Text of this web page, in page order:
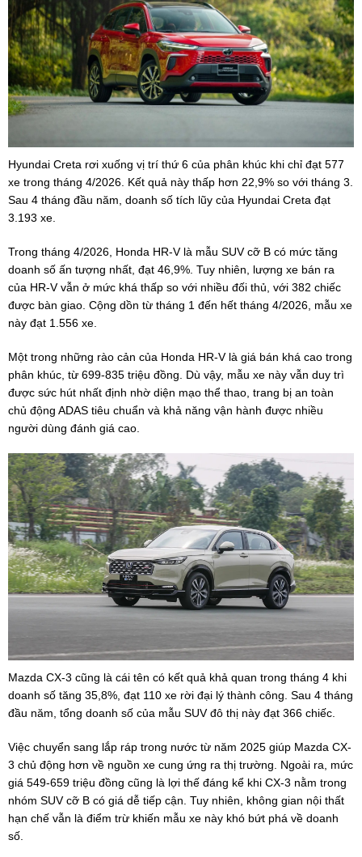
Hyundai Creta rơi xuống vị trí thứ 6 của phân khúc khi chỉ đạt 577
xe trong tháng 4/2026. Kết quả này thấp hơn 22,9% so với tháng 3.
Sau 4 tháng đầu năm, doanh số tích lũy của Hyundai Creta đạt
3.193 xe.
Trong tháng 4/2026, Honda HR-V là mẫu SUV cỡ B có mức tăng
doanh số ấn tượng nhất, đạt 46,9%. Tuy nhiên, lượng xe bán ra
của HR-V vẫn ở mức khá thấp so với nhiều đối thủ, với 382 chiếc
được bàn giao. Cộng dồn từ tháng 1 đến hết tháng 4/2026, mẫu xe
này đạt 1.556 xe.
Một trong những rào cản của Honda HR-V là giá bán khá cao trong
phân khúc, từ 699-835 triệu đồng. Dù vậy, mẫu xe này vẫn duy trì
được sức hút nhất định nhờ diện mạo thể thao, trang bị an toàn
chủ động ADAS tiêu chuẩn và khả năng vận hành được nhiều
người dùng đánh giá cao.
Mazda CX-3 cũng là cái tên có kết quả khả quan trong tháng 4 khi
doanh số tăng 35,8%, đạt 110 xe rời đại lý thành công. Sau 4 tháng
đầu năm, tổng doanh số của mẫu SUV đô thị này đạt 366 chiếc.
Việc chuyển sang lắp ráp trong nước từ năm 2025 giúp Mazda CX-
3 chủ động hơn về nguồn xe cung ứng ra thị trường. Ngoài ra, mức
giá 549-659 triệu đồng cũng là lợi thế đáng kể khi CX-3 nằm trong
nhóm SUV cỡ B có giá dễ tiếp cận. Tuy nhiên, không gian nội thất
hạn chế vẫn là điểm trừ khiến mẫu xe này khó bứt phá về doanh
số.